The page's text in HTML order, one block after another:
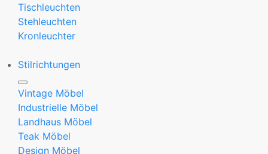
Tischleuchten
Stehleuchten
Kronleuchter
Stilrichtungen
Vintage Möbel
Industrielle Möbel
Landhaus Möbel
Teak Möbel
Design Möbel